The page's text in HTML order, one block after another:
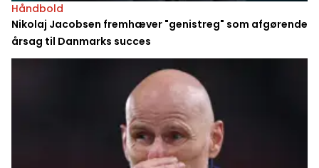
Håndbold
Nikolaj Jacobsen fremhæver "genistreg" som afgørende
årsag til Danmarks succes